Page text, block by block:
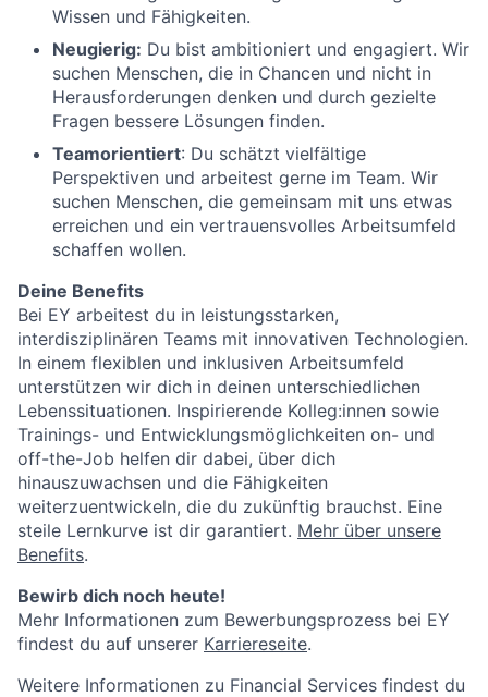
Wissen und Fähigkeiten.
Neugierig: Du bist ambitioniert und engagiert. Wir
suchen Menschen, die in Chancen und nicht in
Herausforderungen denken und durch gezielte
Fragen bessere Lösungen finden.
Teamorientiert: Du schätzt vielfältige
Perspektiven und arbeitest gerne im Team. Wir
suchen Menschen, die gemeinsam mit uns etwas
erreichen und ein vertrauensvolles Arbeitsumfeld
schaffen wollen.
Deine Benefits
Bei EY arbeitest du in leistungsstarken,
interdisziplinären Teams mit innovativen Technologien.
In einem flexiblen und inklusiven Arbeitsumfeld
unterstützen wir dich in deinen unterschiedlichen
Lebenssituationen. Inspirierende Kolleg:innen sowie
Trainings- und Entwicklungsmöglichkeiten on- und
off-the-Job helfen dir dabei, über dich
hinauszuwachsen und die Fähigkeiten
weiterzuentwickeln, die du zukünftig brauchst. Eine
steile Lernkurve ist dir garantiert. Mehr über unsere
Benefits.
Bewirb dich noch heute!
Mehr Informationen zum Bewerbungsprozess bei EY
findest du auf unserer Karriereseite.
Weitere Informationen zu Financial Services findest du